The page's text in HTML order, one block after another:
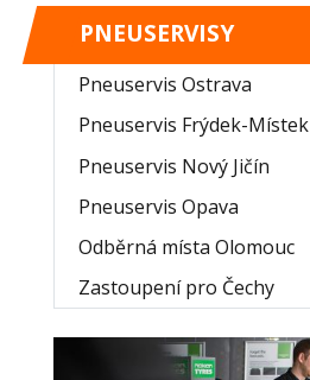
PNEUSERVISY
Pneuservis Ostrava
Pneuservis Frýdek-Místek
Pneuservis Nový Jičín
Pneuservis Opava
Odběrná místa Olomouc
Zastoupení pro Čechy